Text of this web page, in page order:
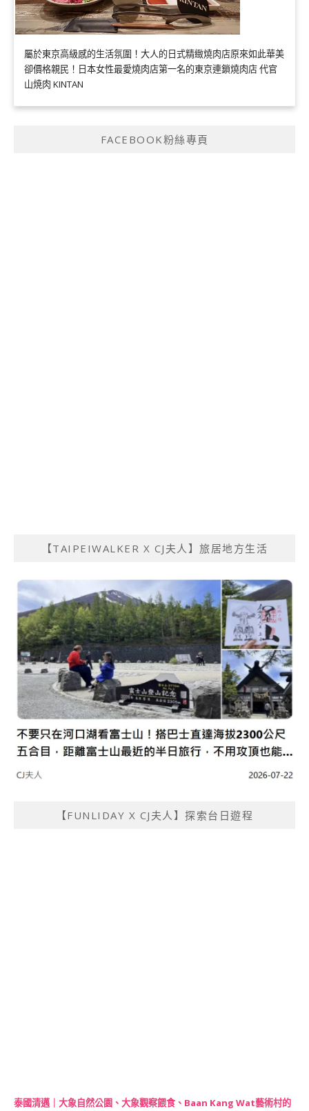
屬於東京高級感的生活氛圍！大人的日式精緻燒肉店原來如此華美
卻價格親民！日本女性最愛燒肉店第一名的東京連鎖燒肉店 代官
山焼肉 KINTAN
FACEBOOK粉絲專頁
【TAIPEIWALKER X CJ夫人】旅居地方生活
【FUNLIDAY X CJ夫人】探索台日遊程
泰國清邁｜大象自然公園、大象觀察餵食、Baan Kang Wat藝術村的